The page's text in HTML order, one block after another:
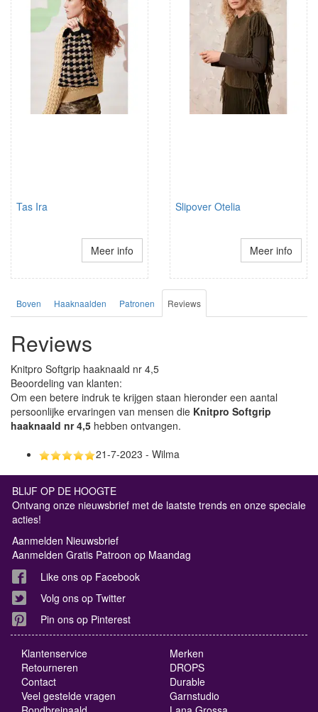
Tas Ira
Meer info
Slipover Otelia
Meer info
Boven Haaknaalden Patronen Reviews
Reviews
Knitpro Softgrip haaknaald nr 4,5
Beoordeling van klanten:
Om een betere indruk te krijgen staan hieronder een aantal
persoonlijke ervaringen van mensen die Knitpro Softgrip
haaknaald nr 4,5 hebben ontvangen.
21-7-2023 - Wilma
BLIJF OP DE HOOGTE
Ontvang onze nieuwsbrief met de laatste trends en onze speciale
acties!
Aanmelden Nieuwsbrief
Aanmelden Gratis Patroon op Maandag
Like ons op Facebook
Volg ons op Twitter
Pin ons op Pinterest
Klantenservice
Retourneren
Contact
Veel gestelde vragen
Merken
DROPS
Durable
Garnstudio